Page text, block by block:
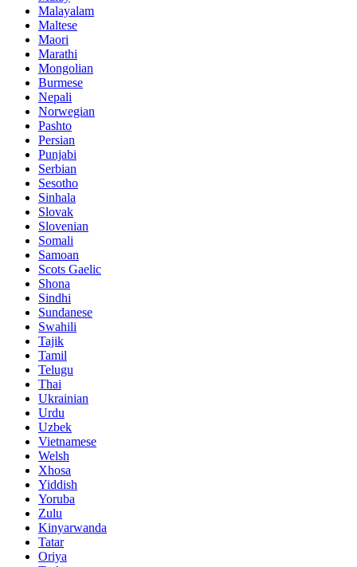
Malayalam
Maltese
Maori
Marathi
Mongolian
Burmese
Nepali
Norwegian
Pashto
Persian
Punjabi
Serbian
Sesotho
Sinhala
Slovak
Slovenian
Somali
Samoan
Scots Gaelic
Shona
Sindhi
Sundanese
Swahili
Tajik
Tamil
Telugu
Thai
Ukrainian
Urdu
Uzbek
Vietnamese
Welsh
Xhosa
Yiddish
Yoruba
Zulu
Kinyarwanda
Tatar
Oriya